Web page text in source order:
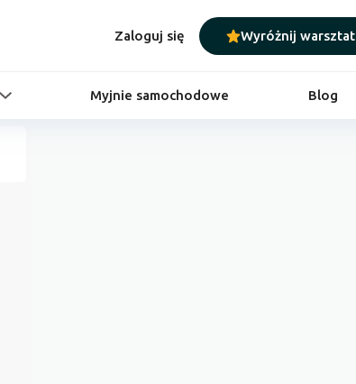
Zaloguj się Wyróżnij warsztat
Myjnie samochodowe Blog